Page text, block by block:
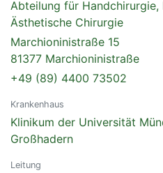
Abteilung für Handchirurgie,
Ästhetische Chirurgie
Marchioninistraße 15
81377 Marchioninistraße
+49 (89) 4400 73502
Krankenhaus
Klinikum der Universität
Großhadern
Leitung